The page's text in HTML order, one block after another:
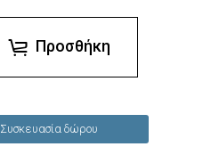
Προσθήκη
Συσκευασία δώρου